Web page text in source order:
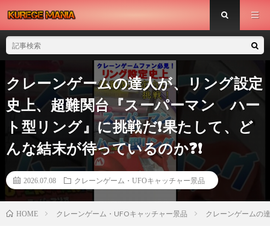
クレーンゲームの達人が、リング設定
史上、超難関台『スーパーマン ハー
ト型リング』に挑戦だ❗果たして、ど
んな結末が待っているのか❓❗
2026.07.08 クレーンゲーム・UFOキャッチャー景品
HOME クレーンゲーム・UFOキャッチャー景品 クレーンゲームの